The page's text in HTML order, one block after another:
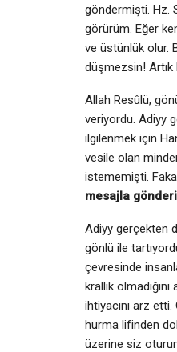
göndermişti. Hz.
görürüm. Eğer
ve üstünlük olur.
düşmezsin! Artık
Allah Resûlü,
veriyordu. Adiyy
ilgilenmek için
vesile olan
istememişti.
mesajla
Adiyy gerçekten
gönlü ile
çevresinde
krallık
ihtiyacını arz
hurma lifinden
üzerine siz